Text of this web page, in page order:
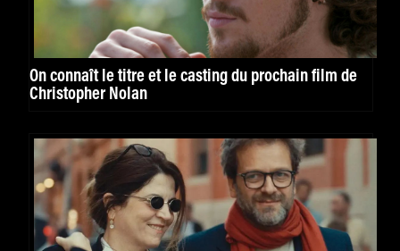
On connaît le titre et le casting du prochain film de
Christopher Nolan